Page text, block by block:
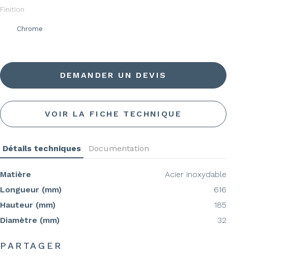
Finition
Chrome
DEMANDER UN DEVIS
VOIR LA FICHE TECHNIQUE
Détails techniques Documentation
Matière
Acier inoxydable
Longueur (mm)
616
Hauteur (mm)
185
Diamètre (mm)
32
PARTAGER